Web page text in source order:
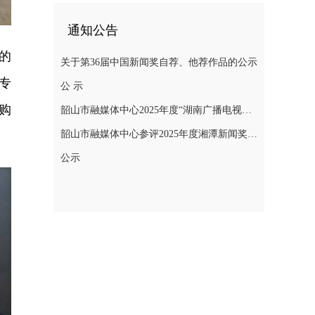
通知公告
关于第36届中国新闻奖自荐、他荐作品的公示
公 示
韶山市融媒体中心2025年度“湖南广播电视奖”县融专项奖参评作品公示
韶山市融媒体中心参评2025年度湘潭新闻奖评选作品公示
公示